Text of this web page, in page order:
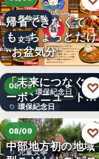
餐飲活動
文字
帰省できなくて
も、ちょっとだけ
“お盆気分”
環保紀念日
08/09
環保紀念日
文字
日本JC、9月3日を
「未来につなぐカ
ーボンニュートラ
ルの…
♡
08/09
兒童安寧
中部地方初の地域
♡